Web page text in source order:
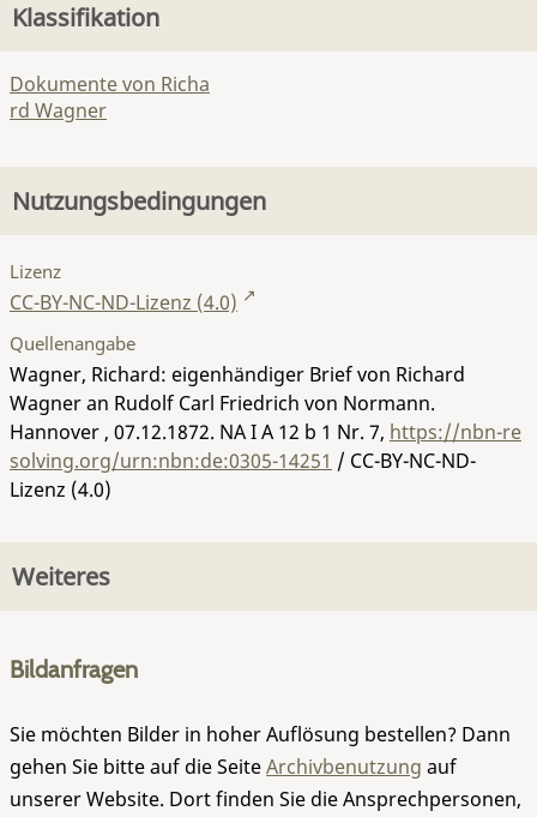
Klassifikation
Dokumente von Richa
rd Wagner
Nutzungsbedingungen
Lizenz
CC-BY-NC-ND-Lizenz (4.0)
Quellenangabe
Wagner, Richard: eigenhändiger Brief von Richard
Wagner an Rudolf Carl Friedrich von Normann.
Hannover , 07.12.1872. NA I A 12 b 1 Nr. 7, https://nbn-re
solving.org/urn:nbn:de:0305-14251 / CC-BY-NC-ND-
Lizenz (4.0)
Weiteres
Bildanfragen
Sie möchten Bilder in hoher Auflösung bestellen? Dann
gehen Sie bitte auf die SeiteArchivbenutzung auf
unserer Website. Dort finden Sie die Ansprechpersonen,